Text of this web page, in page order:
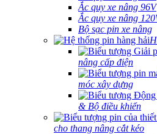
Ắc quy xe nâng 96V
Ắc quy xe nâng
Bộ sạc pin xe nâng
nâng cấp điện
móc xây dựng
& Bộ điều khiển
cho thang nâng cắt kéo